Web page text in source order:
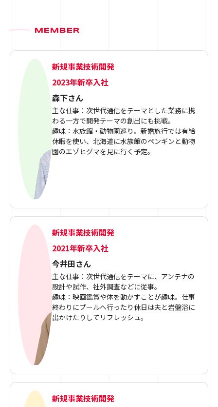
MEMBER
新規事業技術開発
2023年新卒入社
森下さん
主な仕事：次世代通信をテーマとした業務に携
わる一方で開発テーマの創出にも挑戦。
趣味：水族館・動物園巡り。新婚旅行では有給
休暇を使い、北海道に水族館のペンギンと動物
園のエゾヒグマを見に行く予定。
新規事業技術開発
2021年新卒入社
今井田さん
主な仕事：次世代通信をテーマに、アンテナの
設計や試作、社外調査などに従事。
趣味：映画鑑賞や体を動かすことが趣味。仕事
終わりにプールへ行ったり休日は夫と岩盤浴に
出かけたりしてリフレッシュ。
新規事業技術開発